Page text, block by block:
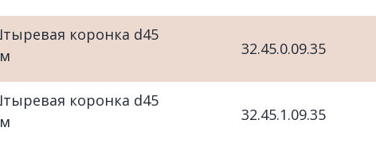
коронка d45
32.45.0.09.35
коронка d45
32.45.1.09.35